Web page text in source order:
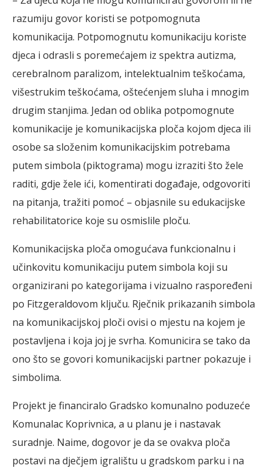
razumiju govor koristi se potpomognuta
komunikacija. Potpomognutu komunikaciju koriste
djeca i odrasli s poremećajem iz spektra autizma,
cerebralnom paralizom, intelektualnim teškoćama,
višestrukim teškoćama, oštećenjem sluha i mnogim
drugim stanjima. Jedan od oblika potpomognute
komunikacije je komunikacijska ploča kojom djeca ili
osobe sa složenim komunikacijskim potrebama
putem simbola (piktograma) mogu izraziti što žele
raditi, gdje žele ići, komentirati događaje, odgovoriti
na pitanja, tražiti pomoć – objasnile su edukacijske
rehabilitatorice koje su osmislile ploču.
Komunikacijska ploča omogućava funkcionalnu i
učinkovitu komunikaciju putem simbola koji su
organizirani po kategorijama i vizualno raspoređeni
po Fitzgeraldovom ključu. Rječnik prikazanih simbola
na komunikacijskoj ploči ovisi o mjestu na kojem je
postavljena i koja joj je svrha. Komunicira se tako da
ono što se govori komunikacijski partner pokazuje i
simbolima.
Projekt je financiralo Gradsko komunalno poduzeće
Komunalac Koprivnica, a u planu je i nastavak
suradnje. Naime, dogovor je da se ovakva ploča
postavi na dječjem igralištu u gradskom parku i na